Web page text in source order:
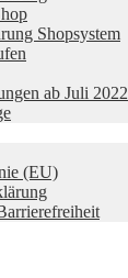
Shopsystem
ab Juli 2022
(EU)